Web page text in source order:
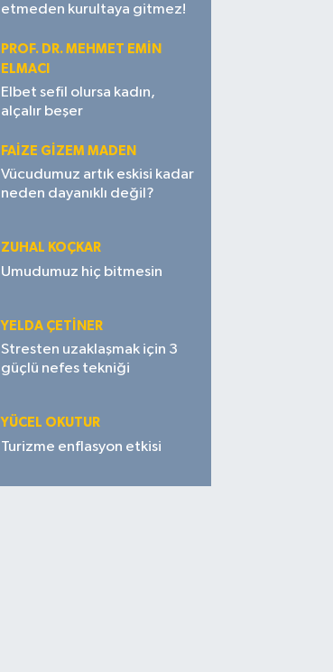
etmeden kurultaya gitmez!
PROF. DR. MEHMET EMIN
ELMACI
Elbet sefil olursa kadın,
alçalır beşer
FAIZE GIZEM MADEN
Vücudumuz artık eskisi kadar
neden dayanıklı değil?
ZUHAL KOÇKAR
Umudumuz hiç bitmesin
YELDA ÇETİNER
Stresten uzaklaşmak için 3
güçlü nefes tekniği
YÜCEL OKUTUR
Turizme enflasyon etkisi